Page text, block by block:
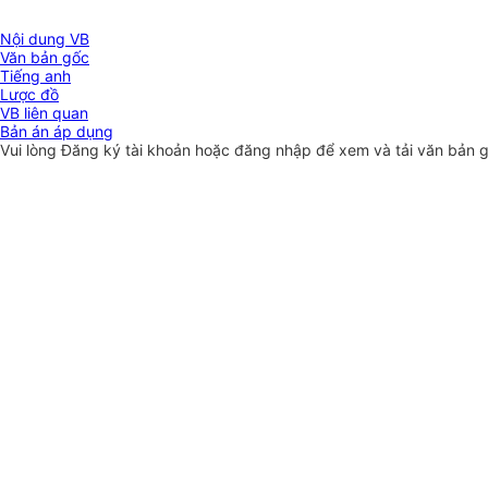
Nội dung VB
Văn bản gốc
Tiếng anh
Lược đồ
VB liên quan
Bản án áp dụng
Vui lòngĐăng ký tài khoản hoặc đăng nhập để xem và tải văn bản